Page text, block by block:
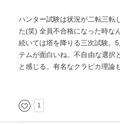
ハンター試験は状況が二転三転
た(笑) 全員不合格になった時な
続いては塔を降りる三次試験。
テムが面白いね。不自由な選択
と感じる。有名なクラピカ理論
なので、それを知っていたら左
1